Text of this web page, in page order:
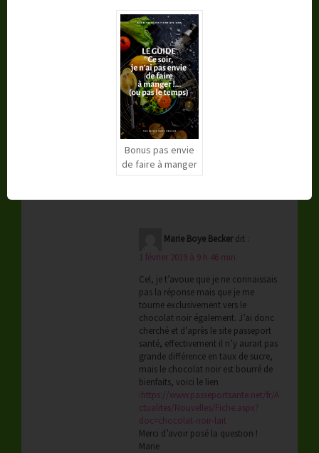
Bravo pour ton premier podcast : très agréable
à écouter ! Et ça donne TRES envie de manger
du chocolat (surtout vue la tempête qu’il y a
dehors en ce moment …), je testerai bien la
petite crème pour une petite douceur
gourmande ! D’ailleurs, j’ai une petite question :
à la maison, on ne mange que du chocolat
noir, y compris mes filles, pour avoir le « vrai »
goût du chocolat et moins de sucre. Mais, on
m’a dit il y a peu que le chocolat noir contenait
autant de sucre que le chocolat au lait. Est-ce
Marie Boye Becker dit :
1 février 2019 à 9 h 46 min
Cel, je t’avoue que je ne connaissais
pas la réponse mais que je me
tourne exclusivement vers le
chocolat noir également. J’ai donc
cherché et d’après le site passeport
santé, effectivement il n’y aurait pas
grande différence en taux de sucre,
mais le chocolat noir est bourré de
bienfaits, voici le lien
:https://www.passeportsante.net/fr/A
ctualites/Nouvelles/Fiche.aspx?
doc=chocolat-noir-lait
Merci d’avoir posé la question !
Marie
Bonus pas envie
de faire à manger